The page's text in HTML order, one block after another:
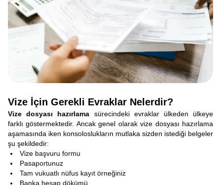
Vize İçin Gerekli Evraklar Nelerdir?
Vize dosyası hazırlama sürecindeki evraklar ülkeden ülkeye
farklı göstermektedir. Ancak genel olarak vize dosyası hazırlama
aşamasında iken konsoloslukların mutlaka sizden istediği belgeler
şu şekildedir:
Vize başvuru formu
Pasaportunuz
Tam vukuatlı nüfus kayıt örneğiniz
Banka hesap dökümü